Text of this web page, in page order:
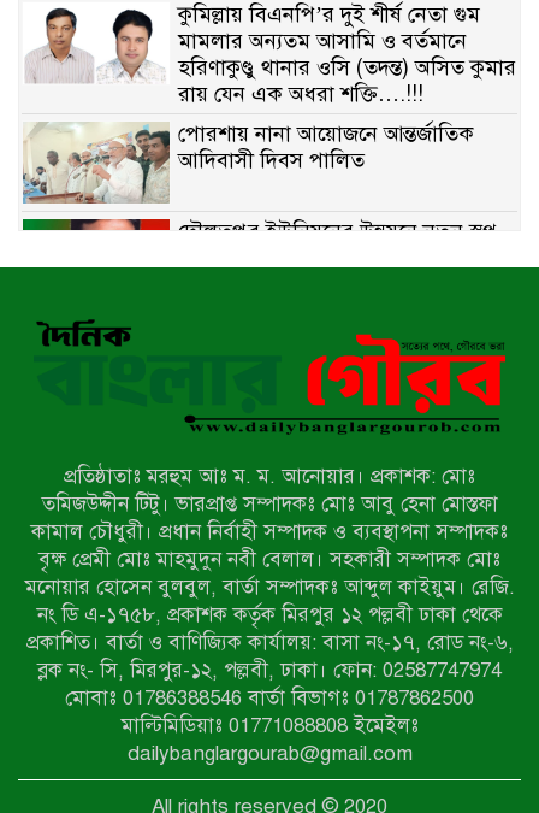
কুমিল্লায় বিএনপি’র দুই শীর্ষ নেতা গুম
মামলার অন্যতম আসামি ও বর্তমানে
হরিণাকুণ্ডু থানার ওসি (তদন্ত) অসিত কুমার
রায় যেন এক অধরা শক্তি….!!!
পোরশায় নানা আয়োজনে আন্তর্জাতিক
আদিবাসী দিবস পালিত
দৌলতপুর ইউনিয়নের উন্নয়নে নতুন স্বপ্ন
বাকেরগঞ্জে নিষিদ্ধ জালের বিরুদ্ধে
অভিযান, দুই ব্যবসায়ীকে ১ লাখ টাকা
রাজশাহীর মহানগরীতে মাদক বিরোধী
আদমদীঘিতে শুমারি স্বেচ্ছাসেবী নিয়োগে
যোগ্যতার ভিত্তিতে তালিকা প্রকাশ;
নির্বাচিতদের আ.লীগ ট্যাগে প্রচারণা
সংবাদ প্রকাশের জেরে সাংবাদিককে দেখে
নেওয়ার হুমকি দিলেন দোড়া মাদরাসার
পরিচয় দেওয়া সভাপতি
উখিয়ায় বিজিবির অভিযানে ৪০ হাজার
ইয়াবাসহ যুবক আটক
প্রতিষ্ঠাতাঃ মরহুম আঃ ম. ম. আনোয়ার। প্রকাশক: মোঃ
তমিজউদ্দীন টিটু। ভারপ্রাপ্ত সম্পাদকঃ মোঃ আবু হেনা মোস্তফা
কামাল চৌধুরী। প্রধান নির্বাহী সম্পাদক ও ব্যবস্থাপনা সম্পাদকঃ
বৃক্ষ প্রেমী মোঃ মাহমুদুন নবী বেলাল। সহকারী সম্পাদক মোঃ
মনোয়ার হোসেন বুলবুল, বার্তা সম্পাদকঃ আব্দুল কাইয়ুম। রেজি.
নং ডি এ-১৭৫৮, প্রকাশক কর্তৃক মিরপুর ১২ পল্লবী ঢাকা থেকে
প্রকাশিত। বার্তা ও বাণিজ্যিক কার্যালয়: বাসা নং-১৭, রোড নং-৬,
ব্লক নং- সি, মিরপুর-১২, পল্লবী, ঢাকা। ফোন: 02587747974
মোবাঃ 01786388546 বার্তা বিভাগঃ 01787862500
মাল্টিমিডিয়াঃ 01771088808 ইমেইলঃ
dailybanglargourab@gmail.com
All rights reserved © 2020